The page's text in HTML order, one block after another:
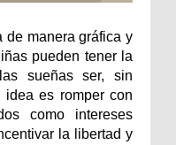
de manera gráfica y
pueden tener la
sueñas ser, sin
idea es romper con
como intereses
la libertad y